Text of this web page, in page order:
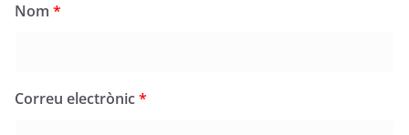
Nom *
Correu electrònic*